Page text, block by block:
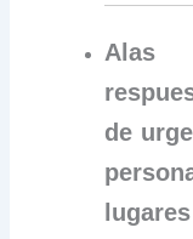
Alas
de